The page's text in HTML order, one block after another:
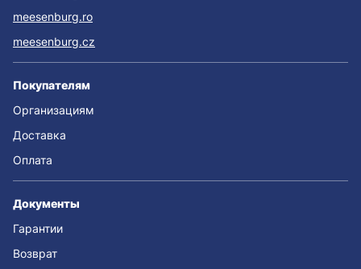
meesenburg.ro
meesenburg.cz
Покупателям
Организациям
Доставка
Оплата
Документы
Гарантии
Возврат